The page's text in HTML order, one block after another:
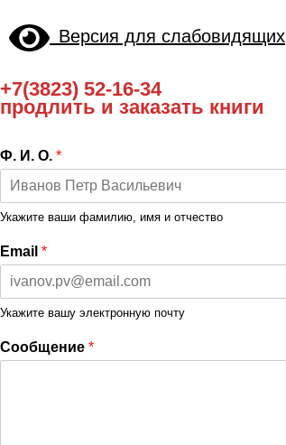
Версия для слабовидящих
+7(3823) 52-16-34
продлить и заказать книги
Ф. И. О. *
Укажите ваши фамилию, имя и отчество
Email *
Укажите вашу электронную почту
Сообщение *